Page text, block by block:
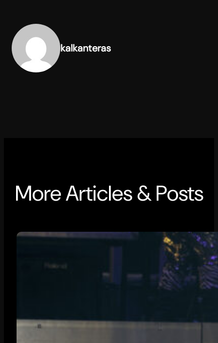
kalkanteras
More Articles & Posts